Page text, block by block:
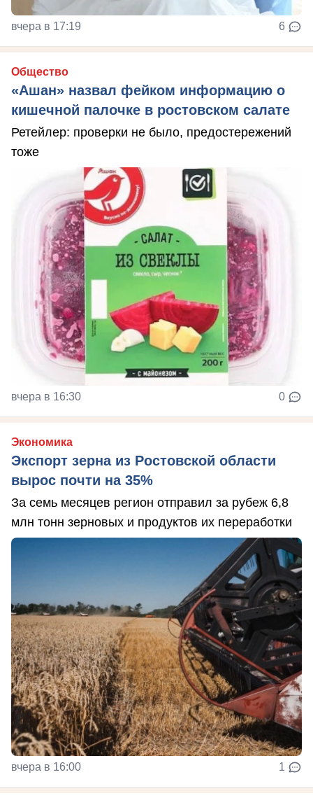
вчера в 17:19 6
Общество
«Ашан» назвал фейком информацию о
кишечной палочке в ростовском салате
Ретейлер: проверки не было, предостережений
тоже
вчера в 16:30 0
Экономика
Экспорт зерна из Ростовской области
вырос почти на 35%
За семь месяцев регион отправил за рубеж 6,8
млн тонн зерновых и продуктов их переработки
вчера в 16:00 1